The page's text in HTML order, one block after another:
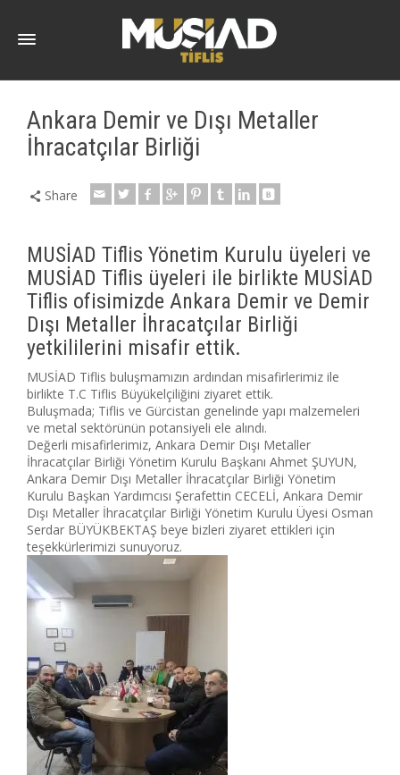
Ankara Demir ve Dışı Metaller
İhracatçılar Birliği
Share
MUSİAD Tiflis Yönetim Kurulu üyeleri ve
MUSİAD Tiflis üyeleri ile birlikte MUSİAD
Tiflis ofisimizde Ankara Demir ve Demir
Dışı Metaller İhracatçılar Birliği
yetkililerini misafir ettik.
MUSİAD Tiflis buluşmamızın ardından misafirlerimiz ile
birlikte T.C Tiflis Büyükelçiliğini ziyaret ettik.
Buluşmada; Tiflis ve Gürcistan genelinde yapı malzemeleri
ve metal sektörünün potansiyeli ele alındı.
Değerli misafirlerimiz, Ankara Demir Dışı Metaller
İhracatçılar Birliği Yönetim Kurulu Başkanı Ahmet ŞUYUN,
Ankara Demir Dışı Metaller İhracatçılar Birliği Yönetim
Kurulu Başkan Yardımcısı Şerafettin CECELİ, Ankara Demir
Dışı Metaller İhracatçılar Birliği Yönetim Kurulu Üyesi Osman
Serdar BÜYÜKBEKTAŞ beye bizleri ziyaret ettikleri için
teşekkürlerimizi sunuyoruz.